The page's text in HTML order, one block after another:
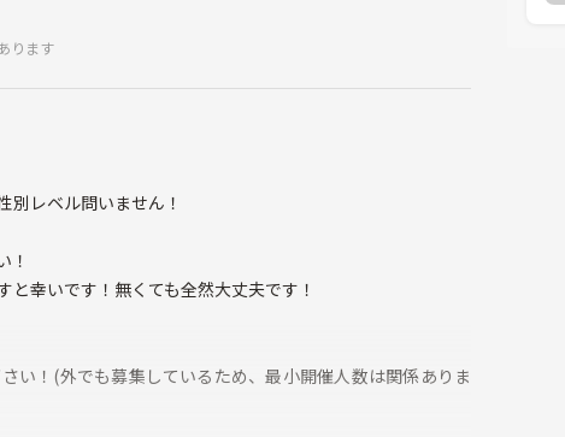
ります
別レベル問いません！
！
幸いです！無くても全然大丈夫です！
い！(外でも募集しているため、最小開催人数は関係ありま